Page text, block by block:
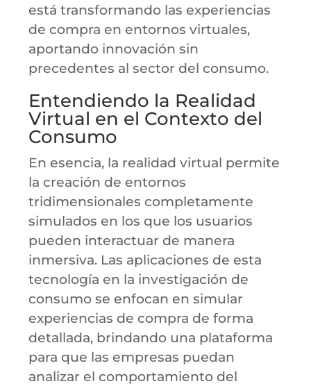
está transformando las experiencias
de compra en entornos virtuales,
aportando innovación sin
precedentes al sector del consumo.
Entendiendo la Realidad
Virtual en el Contexto del
Consumo
En esencia, la realidad virtual permite
la creación de entornos
tridimensionales completamente
simulados en los que los usuarios
pueden interactuar de manera
inmersiva. Las aplicaciones de esta
tecnología en la investigación de
consumo se enfocan en simular
experiencias de compra de forma
detallada, brindando una plataforma
para que las empresas puedan
analizar el comportamiento del